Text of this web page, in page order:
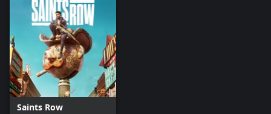
Saints Row